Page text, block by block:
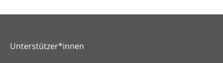
Unterstützer*innen